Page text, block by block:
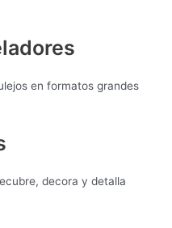
en formatos grandes
decora y detalla